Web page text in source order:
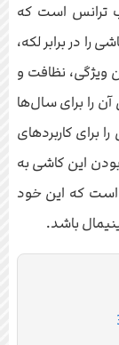
ترانس است که
را در برابر لکه،
ویژگی، نظافت و
آن را برای سال‌ها
برای کاربردهای
این کاشی به
که این خود
باشد.